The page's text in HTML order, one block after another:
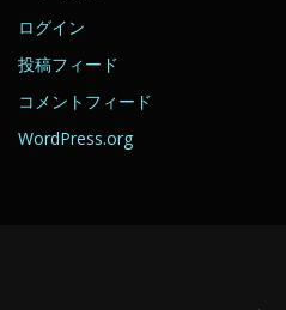
ログイン
投稿フィード
コメントフィード
WordPress.org